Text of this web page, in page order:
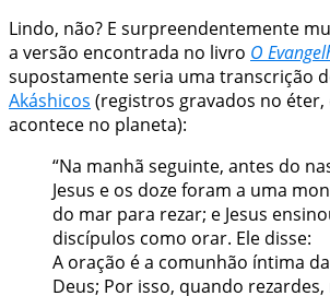
Lindo, não? E surpreendentemente
a versão encontrada no livro O
supostamente seria uma transcrição
Akáshicos (registros gravados no
acontece no planeta):
“Na manhã seguinte, antes do
Jesus e os doze foram a uma
do mar para rezar; e Jesus
discípulos como orar. Ele disse:
A oração é a comunhão íntima
Deus; Por isso, quando rezardes,